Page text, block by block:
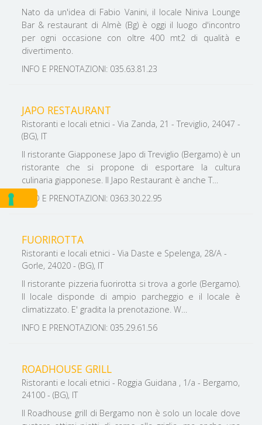
Nato da un'idea di Fabio Vanini, il locale Niniva Lounge
Bar & restaurant di Almè (Bg) è oggi il luogo d'incontro
per ogni occasione con oltre 400 mt2 di qualità e
divertimento.
INFO E PRENOTAZIONI: 035.63.81.23
JAPO RESTAURANT
Ristoranti e locali etnici - Via Zanda, 21 - Treviglio, 24047 -
(BG), IT
Il ristorante Giapponese Japo di Treviglio (Bergamo) è un
ristorante che si propone di esportare la cultura
culinaria giapponese. Il Japo Restaurant è anche T…
INFO E PRENOTAZIONI: 0363.30.22.95
FUORIROTTA
Ristoranti e locali etnici - Via Daste e Spelenga, 28/A -
Gorle, 24020 - (BG), IT
Il ristorante pizzeria fuorirotta si trova a gorle (Bergamo).
Il locale disponde di ampio parcheggio e il locale è
climatizzato. E' gradita la prenotazione. W…
INFO E PRENOTAZIONI: 035.29.61.56
ROADHOUSE GRILL
Ristoranti e locali etnici - Roggia Guidana , 1/a - Bergamo,
24100 - (BG), IT
Il Roadhouse grill di Bergamo non è solo un locale dove